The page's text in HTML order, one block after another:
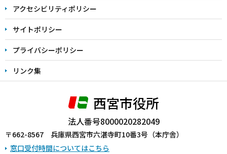
アクセシビリティポリシー
サイトポリシー
プライバシーポリシー
リンク集
西宮市役所
法人番号8000020282049
〒662-8567 兵庫県西宮市六湛寺町10番3号（本庁舎）
窓口受付時間についてはこちら